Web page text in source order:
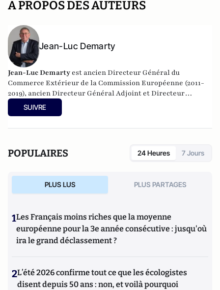
A PROPOS DES AUTEURS
Jean-Luc Demarty
Jean-Luc Demarty est ancien Directeur Général du
Commerce Extérieur de la Commission Européenne (2011-
2019), ancien Directeur Général Adjoint et Directeur
Général de l'Agriculture de la Commission Européenne
(2000-2010) et ancien Conseiller au cabinet de Jacques
SUIVRE
POPULAIRES 24 Heures 7 Jours
PLUS LUS PLUS PARTAGES
1Les Français moins riches que la moyenne
européenne pour la 3e année consécutive : jusqu'où
ira le grand déclassement ?
2L’été 2026 confirme tout ce que les écologistes
disent depuis 50 ans : non, et voilà pourquoi